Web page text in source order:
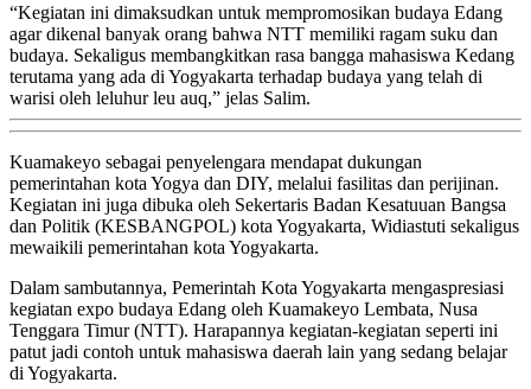
“Kegiatan ini dimaksudkan untuk mempromosikan budaya Edang
agar dikenal banyak orang bahwa NTT memiliki ragam suku dan
budaya. Sekaligus membangkitkan rasa bangga mahasiswa Kedang
terutama yang ada di Yogyakarta terhadap budaya yang telah di
warisi oleh leluhur leu auq,” jelas Salim.
Kuamakeyo sebagai penyelengara mendapat dukungan
pemerintahan kota Yogya dan DIY, melalui fasilitas dan perijinan.
Kegiatan ini juga dibuka oleh Sekertaris Badan Kesatuuan Bangsa
dan Politik (KESBANGPOL) kota Yogyakarta, Widiastuti sekaligus
mewaikili pemerintahan kota Yogyakarta.
Dalam sambutannya, Pemerintah Kota Yogyakarta mengaspresiasi
kegiatan expo budaya Edang oleh Kuamakeyo Lembata, Nusa
Tenggara Timur (NTT). Harapannya kegiatan-kegiatan seperti ini
patut jadi contoh untuk mahasiswa daerah lain yang sedang belajar
di Yogyakarta.